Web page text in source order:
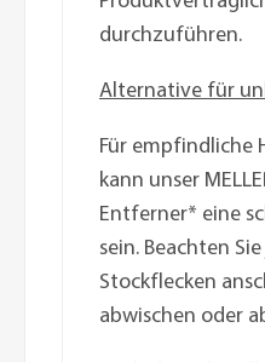
durchzuführen.
Alternative für
Für empfindliche
kann unser
Entferner* eine
sein. Beachten
Stockflecken
abwischen oder